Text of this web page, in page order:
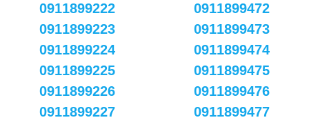
0911899222
0911899223
0911899224
0911899225
0911899226
0911899227
0911899472
0911899473
0911899474
0911899475
0911899476
0911899477